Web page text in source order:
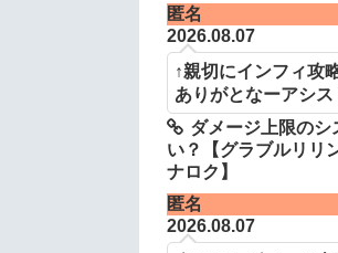
匿名
2026.08.07
↑親切にインフィ攻
ありがとなーアシス
ダメージ上限のシ
い？【グラブルリリ
ナロク】
匿名
2026.08.07